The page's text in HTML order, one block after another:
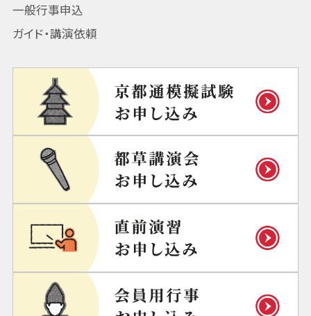
一般行事申込
ガイド・講演依頼